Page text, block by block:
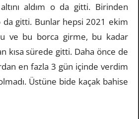
aldım o da gitti. Birinden
da gitti. Bunlar hepsi 2021 ekim
ve bu borca girme, bu kadar
kısa sürede gitti. Daha önce de
en fazla 3 gün içinde verdim
Üstüne bide kaçak bahise